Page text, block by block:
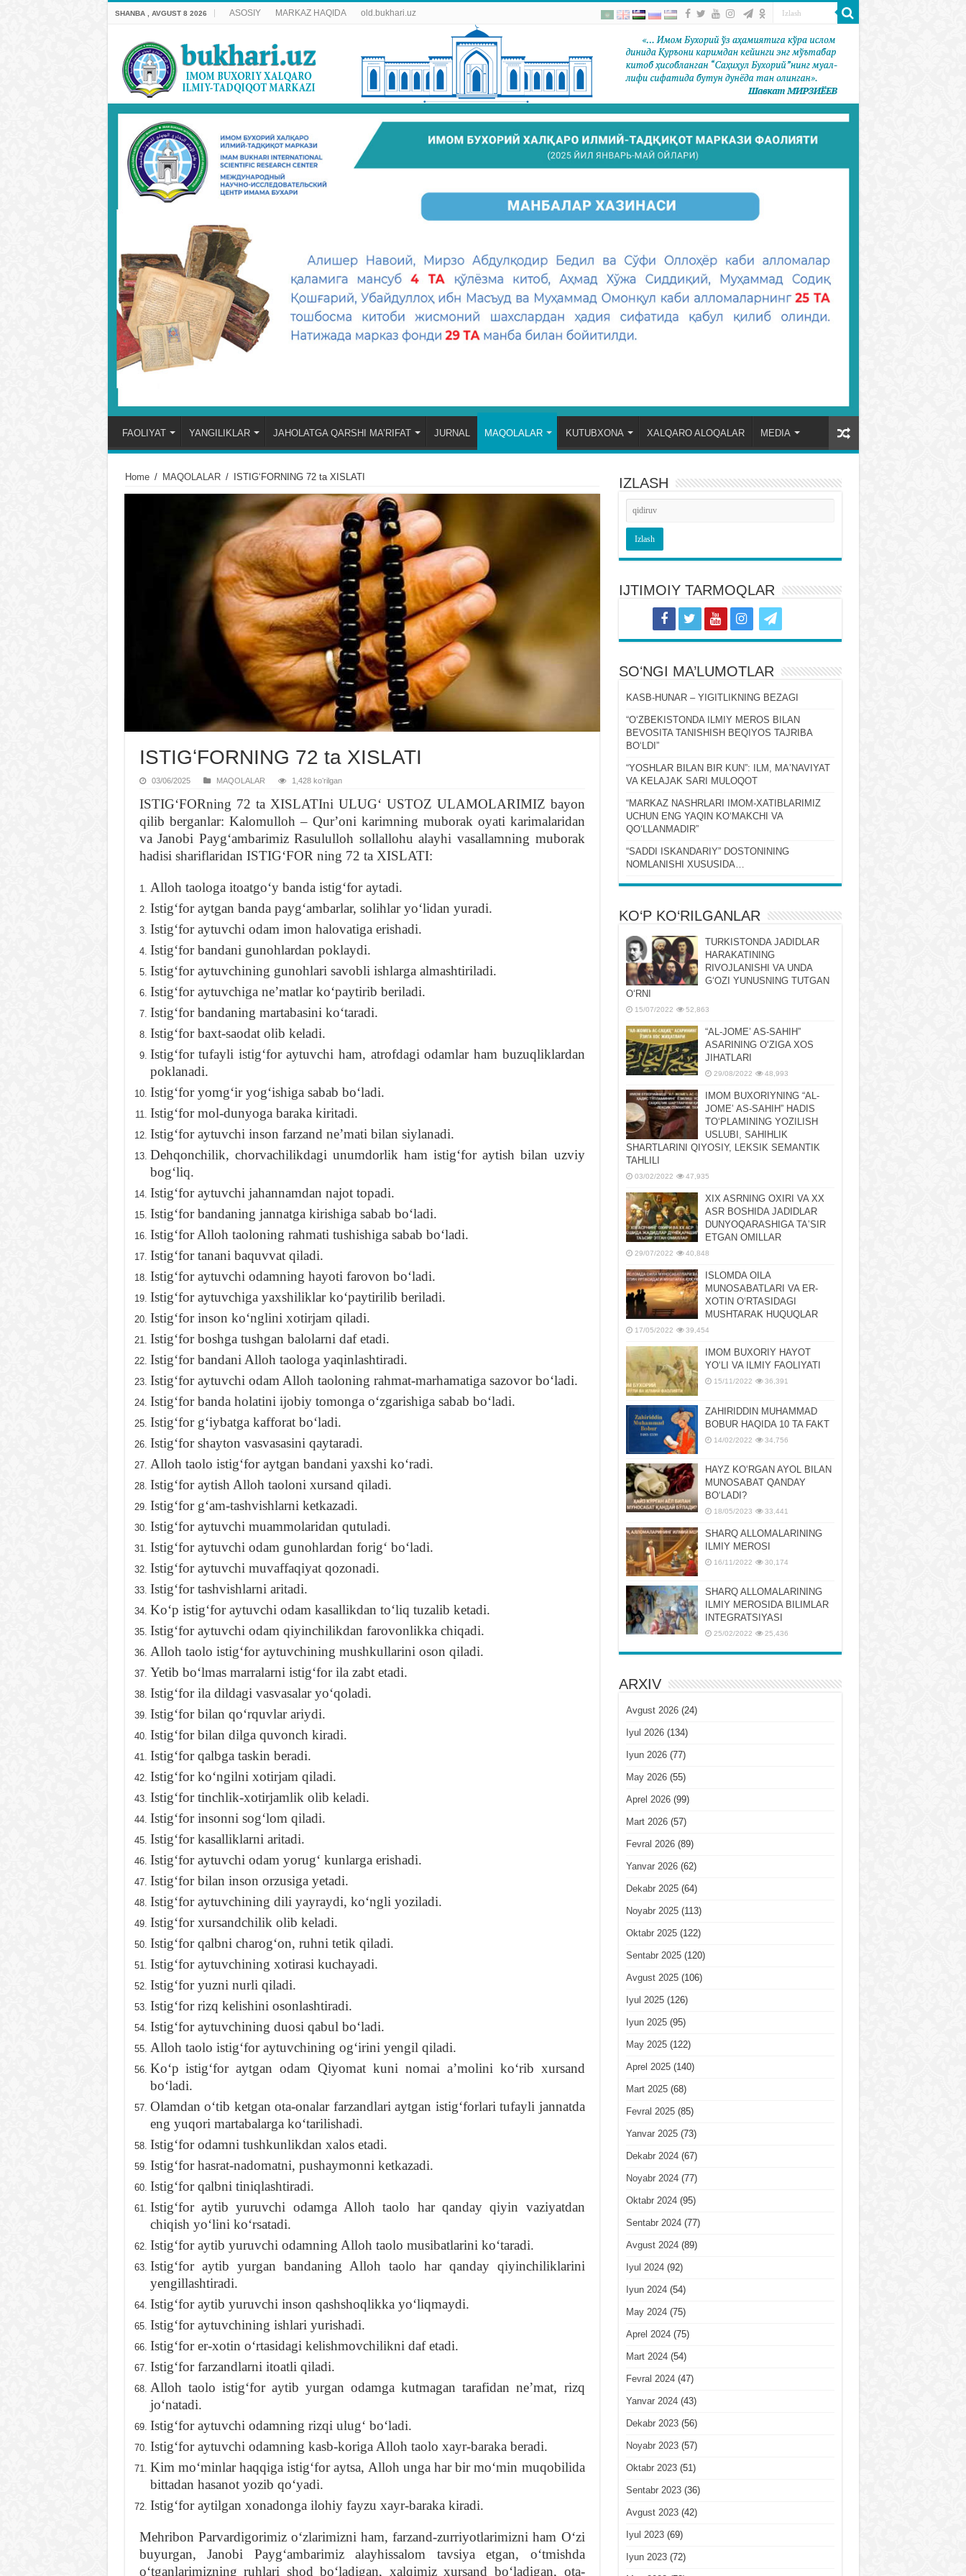
SHANBA , AVGUST 8 2026 ASOSIY MARKAZ HAQIDA old.bukhari.uz
FAOLIYAT YANGILIKLAR JAHOLATGA QARSHI MA’RIFAT JURNAL MAQOLALAR KUTUBXONA XALQARO ALOQALAR MEDIA
Home / MAQOLALAR / ISTIGʻFORNING 72 ta XISLATI
ISTIGʻFORNING 72 ta XISLATI
03/06/2025 MAQOLALAR 1,428 koʻrilgan
ISTIGʻFORning 72 ta XISLATIni ULUGʻ USTOZ ULAMOLARIMIZ bayon
qilib berganlar: Kalomulloh – Qurʼoni karimning muborak oyati karimalaridan
va Janobi Paygʻambarimiz Rasululloh sollallohu alayhi vasallamning muborak
hadisi shariflaridan ISTIGʻFOR ning 72 ta XISLATI:
Alloh taologa itoatgoʻy banda istigʻfor aytadi.
Istigʻfor aytgan banda paygʻambarlar, solihlar yoʻlidan yuradi.
Istigʻfor aytuvchi odam imon halovatiga erishadi.
Istigʻfor bandani gunohlardan poklaydi.
Istigʻfor aytuvchining gunohlari savobli ishlarga almashtiriladi.
Istigʻfor aytuvchiga neʼmatlar koʻpaytirib beriladi.
Istigʻfor bandaning martabasini koʻtaradi.
Istigʻfor baxt-saodat olib keladi.
Istigʻfor tufayli istigʻfor aytuvchi ham, atrofdagi odamlar ham buzuqliklardan
poklanadi.
Istigʻfor yomgʻir yogʻishiga sabab boʻladi.
Istigʻfor mol-dunyoga baraka kiritadi.
Istigʻfor aytuvchi inson farzand neʼmati bilan siylanadi.
Dehqonchilik, chorvachilikdagi unumdorlik ham istigʻfor aytish bilan uzviy
bogʻliq.
Istigʻfor aytuvchi jahannamdan najot topadi.
Istigʻfor bandaning jannatga kirishiga sabab boʻladi.
Istigʻfor Alloh taoloning rahmati tushishiga sabab boʻladi.
Istigʻfor tanani baquvvat qiladi.
Istigʻfor aytuvchi odamning hayoti farovon boʻladi.
Istigʻfor aytuvchiga yaxshiliklar koʻpaytirilib beriladi.
Istigʻfor inson koʻnglini xotirjam qiladi.
Istigʻfor boshga tushgan balolarni daf etadi.
Istigʻfor bandani Alloh taologa yaqinlashtiradi.
Istigʻfor aytuvchi odam Alloh taoloning rahmat-marhamatiga sazovor boʻladi.
Istigʻfor banda holatini ijobiy tomonga oʻzgarishiga sabab boʻladi.
Istigʻfor gʻiybatga kafforat boʻladi.
Istigʻfor shayton vasvasasini qaytaradi.
Alloh taolo istigʻfor aytgan bandani yaxshi koʻradi.
Istigʻfor aytish Alloh taoloni xursand qiladi.
Istigʻfor gʻam-tashvishlarni ketkazadi.
Istigʻfor aytuvchi muammolaridan qutuladi.
Istigʻfor aytuvchi odam gunohlardan forigʻ boʻladi.
Istigʻfor aytuvchi muvaffaqiyat qozonadi.
Istigʻfor tashvishlarni aritadi.
Koʻp istigʻfor aytuvchi odam kasallikdan toʻliq tuzalib ketadi.
Istigʻfor aytuvchi odam qiyinchilikdan farovonlikka chiqadi.
Alloh taolo istigʻfor aytuvchining mushkullarini oson qiladi.
Yetib boʻlmas marralarni istigʻfor ila zabt etadi.
Istigʻfor ila dildagi vasvasalar yoʻqoladi.
Istigʻfor bilan qoʻrquvlar ariydi.
Istigʻfor bilan dilga quvonch kiradi.
Istigʻfor qalbga taskin beradi.
Istigʻfor koʻngilni xotirjam qiladi.
Istigʻfor tinchlik-xotirjamlik olib keladi.
Istigʻfor insonni sogʻlom qiladi.
Istigʻfor kasalliklarni aritadi.
Istigʻfor aytuvchi odam yorugʻ kunlarga erishadi.
Istigʻfor bilan inson orzusiga yetadi.
Istigʻfor aytuvchining dili yayraydi, koʻngli yoziladi.
Istigʻfor xursandchilik olib keladi.
Istigʻfor qalbni charogʻon, ruhni tetik qiladi.
Istigʻfor aytuvchining xotirasi kuchayadi.
Istigʻfor yuzni nurli qiladi.
Istigʻfor rizq kelishini osonlashtiradi.
Istigʻfor aytuvchining duosi qabul boʻladi.
Alloh taolo istigʻfor aytuvchining ogʻirini yengil qiladi.
Koʻp istigʻfor aytgan odam Qiyomat kuni nomai aʼmolini koʻrib xursand
boʻladi.
Olamdan oʻtib ketgan ota-onalar farzandlari aytgan istigʻforlari tufayli jannatda
eng yuqori martabalarga koʻtarilishadi.
Istigʻfor odamni tushkunlikdan xalos etadi.
Istigʻfor hasrat-nadomatni, pushaymonni ketkazadi.
Istigʻfor qalbni tiniqlashtiradi.
Istigʻfor aytib yuruvchi odamga Alloh taolo har qanday qiyin vaziyatdan
chiqish yoʻlini koʻrsatadi.
Istigʻfor aytib yuruvchi odamning Alloh taolo musibatlarini koʻtaradi.
Istigʻfor aytib yurgan bandaning Alloh taolo har qanday qiyinchiliklarini
yengillashtiradi.
Istigʻfor aytib yuruvchi inson qashshoqlikka yoʻliqmaydi.
Istigʻfor aytuvchining ishlari yurishadi.
Istigʻfor er-xotin oʻrtasidagi kelishmovchilikni daf etadi.
Istigʻfor farzandlarni itoatli qiladi.
Alloh taolo istigʻfor aytib yurgan odamga kutmagan tarafidan neʼmat, rizq
joʻnatadi.
Istigʻfor aytuvchi odamning rizqi ulugʻ boʻladi.
Istigʻfor aytuvchi odamning kasb-koriga Alloh taolo xayr-baraka beradi.
Kim moʻminlar haqqiga istigʻfor aytsa, Alloh unga har bir moʻmin muqobilida
bittadan hasanot yozib qoʻyadi.
Istigʻfor aytilgan xonadonga ilohiy fayzu xayr-baraka kiradi.
Mehribon Parvardigorimiz oʻzlarimizni ham, farzand-zurriyotlarimizni ham Oʻzi
buyurgan, Janobi Paygʻambarimiz alayhissalom tavsiya etgan, oʻtmishda
oʻtganlarimizning ruhlari shod boʻladigan, xalqimiz xursand boʻladigan, ota-
IZLASH
IJTIMOIY TARMOQLAR
SOʻNGI MA’LUMOTLAR
KASB-HUNAR – YIGITLIKNING BEZAGI
“OʻZBEKISTONDA ILMIY MEROS BILAN
BEVOSITA TANISHISH BEQIYOS TAJRIBA
BOʻLDI”
“YOSHLAR BILAN BIR KUN”: ILM, MAʼNAVIYAT
VA KELAJAK SARI MULOQOT
“MARKAZ NASHRLARI IMOM-XATIBLARIMIZ
UCHUN ENG YAQIN KOʻMAKCHI VA
QOʻLLANMADIR”
“SADDI ISKANDARIY” DOSTONINING
NOMLANISHI XUSUSIDA…
KO‘P KO‘RILGANLAR
TURKISTONDA JADIDLAR
HARAKATINING
RIVOJLANISHI VA UNDA
GʻOZI YUNUSNING TUTGAN
OʻRNI
15/07/2022 52,863
“AL-JOMEʼ AS-SAHIH”
ASARINING OʻZIGA XOS
JIHATLARI
29/08/2022 48,993
IMOM BUXORIYNING “AL-
JOMEʼ AS-SAHIH” HADIS
TOʻPLAMINING YOZILISH
USLUBI, SAHIHLIK
SHARTLARINI QIYOSIY, LЕKSIK SЕMANTIK
TAHLILI
03/02/2022 47,935
XIX ASRNING OXIRI VA XX
ASR BOSHIDA JADIDLAR
DUNYOQARASHIGA TAʼSIR
ETGAN OMILLAR
29/07/2022 40,848
ISLOMDA OILA
MUNOSABATLARI VA ER-
XOTIN OʻRTASIDAGI
MUSHTARAK HUQUQLAR
17/05/2022 39,454
IMOM BUXORIY HAYOT
YOʻLI VA ILMIY FAOLIYATI
15/11/2022 36,391
ZAHIRIDDIN MUHAMMAD
BOBUR HAQIDA 10 TA FAKT
14/02/2022 34,756
HAYZ KOʻRGAN AYOL BILAN
MUNOSABAT QANDAY
BOʻLADI?
18/05/2023 33,441
SHARQ ALLOMALARINING
ILMIY MEROSI
16/11/2022 30,174
SHARQ ALLOMALARINING
ILMIY MЕROSIDA BILIMLAR
INTЕGRATSIYASI
25/02/2022 25,436
ARXIV
Avgust 2026(24)
Iyul 2026(134)
Iyun 2026(77)
May 2026(55)
Aprel 2026(99)
Mart 2026(57)
Fevral 2026(89)
Yanvar 2026(62)
Dekabr 2025(64)
Noyabr 2025(113)
Oktabr 2025(122)
Sentabr 2025(120)
Avgust 2025(106)
Iyul 2025(126)
Iyun 2025(95)
May 2025(122)
Aprel 2025(140)
Mart 2025(68)
Fevral 2025(85)
Yanvar 2025(73)
Dekabr 2024(67)
Noyabr 2024(77)
Oktabr 2024(95)
Sentabr 2024(77)
Avgust 2024(89)
Iyul 2024(92)
Iyun 2024(54)
May 2024(75)
Aprel 2024(75)
Mart 2024(54)
Fevral 2024(47)
Yanvar 2024(43)
Dekabr 2023(56)
Noyabr 2023(57)
Oktabr 2023(51)
Sentabr 2023(36)
Avgust 2023(42)
Iyul 2023(69)
Iyun 2023(72)